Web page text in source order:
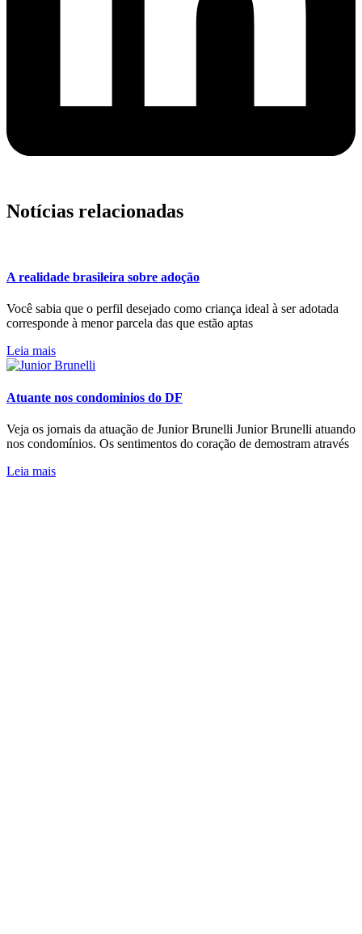
Notícias relacionadas
A realidade brasileira sobre adoção
Você sabia que o perfil desejado como criança ideal à ser adotada
corresponde à menor parcela das que estão aptas
Leia mais
Atuante nos condominios do DF
Veja os jornais da atuação de Junior Brunelli Junior Brunelli atuando
nos condomínios. Os sentimentos do coração de demostram através
Leia mais